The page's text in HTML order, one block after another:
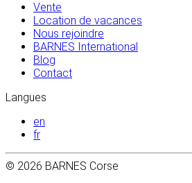
Vente
Location de vacances
Nous rejoindre
BARNES International
Blog
Contact
Langues
en
fr
© 2026 BARNES Corse